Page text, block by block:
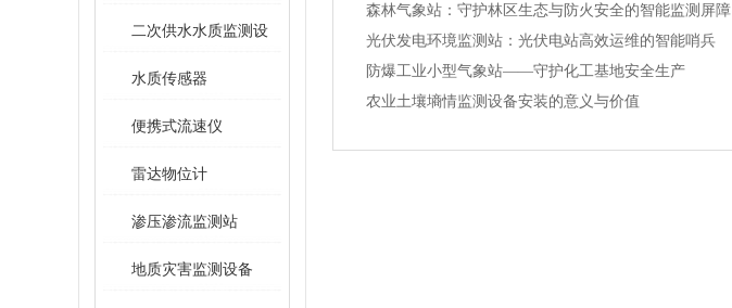
二次供水水质监测设
备
水质传感器
便携式流速仪
雷达物位计
渗压渗流监测站
地质灾害监测设备
森林气象站：守护林区生态与防火安全的智能监测屏障
光伏发电环境监测站：光伏电站高效运维的智能哨兵
防爆工业小型气象站——守护化工基地安全生产
农业土壤墒情监测设备安装的意义与价值